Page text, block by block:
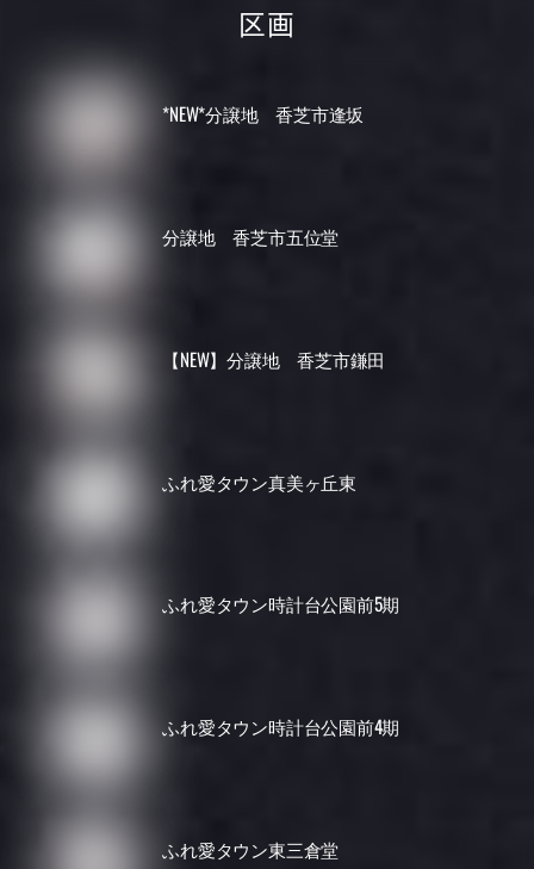
区画
*NEW*分譲地 香芝市逢坂
分譲地 香芝市五位堂
【NEW】分譲地 香芝市鎌田
ふれ愛タウン真美ヶ丘東
ふれ愛タウン時計台公園前5期
ふれ愛タウン時計台公園前4期
ふれ愛タウン東三倉堂